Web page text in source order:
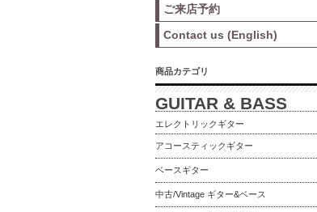
ご来店予約
Contact us (English)
商品カテゴリ
GUITAR & BASS
エレクトリックギター
アコースティックギター
ベースギター
中古/Vintage ギター&ベース